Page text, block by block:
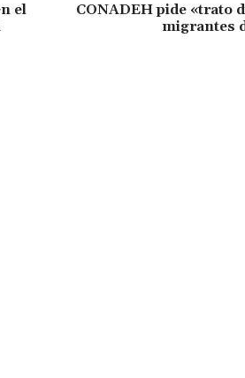
el
CONADEH pide «trato
migrantes